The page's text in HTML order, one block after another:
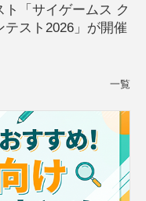
ト「サイゲームス ク
テスト2026」が開催
一覧